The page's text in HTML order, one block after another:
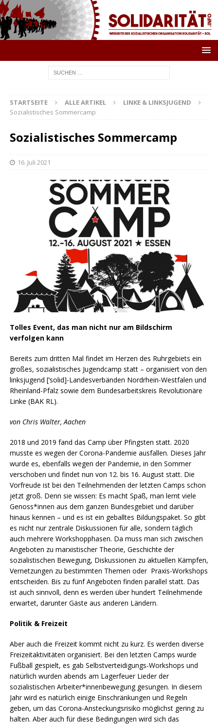
STARTSEITE ALLE ARTIKEL
LINKE & LINKSJUGEND
Sozialistisches Sommercamp
Sozialistisches Sommercamp
16. Juli 2021
Tolles Event, das man nicht nur am Bildschirm
verfolgen kann
Bereits zum dritten Mal findet im Herzen des Ruhrgebiets ein
großes, sozialistisches Jugendcamp statt – organisiert von den
linksjugend [‘solid]-Landesverbänden Nordrhein-Westfalen und
Rheinland-Pfalz sowie dem Bundesarbeitskreis Revolutionäre
Linke (BAK RL).
von Chris Walter, Aachen
2018 und 2019 fand das Camp über Pfingsten statt. 2020
musste es wegen der Corona-Pandemie ausfallen. Dieses Jahr
wurde es, ebenfalls wegen der Pandemie, in den Sommer
verschoben und findet nun von 12. bis 16. August statt. Die
Vorfreude ist bei den Teilnehmenden der letzten Camps schon
jetzt groß. Denn sie wissen: Es macht Spaß, man lernt viele
Genoss*innen aus dem ganzen Bundesgebiet und darüber
hinaus kennen – und es ist ein geballtes Bildungspaket. So gibt
es nicht nur zentrale Diskussionen für alle, sondern täglich
auch mehrere Workshopphasen. Da muss man sich zwischen
Angeboten zu marxistischer Theorie, Geschichte der
sozialistischen Bewegung, Diskussionen zu aktuellen Kämpfen,
Vernetzungen zu bestimmten Themen oder Praxis-Workshops
entscheiden. Bis zu fünf Angeboten finden parallel statt. Das
ist auch sinnvoll, denn es werden über hundert Teilnehmende
erwartet, darunter Gäste aus anderen Ländern.
Politik & Freizeit
Aber auch die Freizeit kommt nicht zu kurz. Es werden diverse
Freizeitaktivitäten organisiert. Bei den letzten Camps wurde
Fußball gespielt, es gab Selbstverteidigungs-Workshops und
natürlich wurden abends am Lagerfeuer Lieder der
sozialistischen Arbeiter*innenbewegung gesungen. In diesem
Jahr wird es natürlich einige Einschränkungen und Regeln
geben, um das Corona-Ansteckungsrisiko möglichst gering zu
halten. Aber auch für diese Bedingungen wird sich das